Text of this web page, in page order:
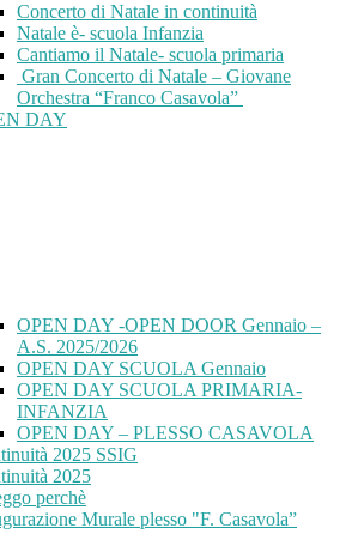
Concerto di Natale in continuità
Natale è- scuola Infanzia
Cantiamo il Natale- scuola primaria
Gran Concerto di Natale – Giovane
Orchestra “Franco Casavola”
DAY
OPEN DAY -OPEN DOOR Gennaio –
A.S. 2025/2026
OPEN DAY SCUOLA Gennaio
OPEN DAY SCUOLA PRIMARIA-
INFANZIA
OPEN DAY – PLESSO CASAVOLA
2025 SSIG
2025
perchè
Murale plesso "F. Casavola”